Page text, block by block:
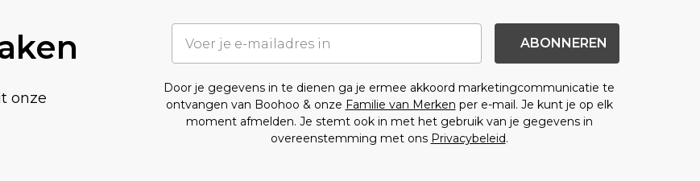
onze
ABONNEREN
Door je gegevens in te dienen ga je ermee akkoord marketingcommunicatie te
ontvangen van Boohoo & onze Familie van Merken per e-mail. Je kunt je op elk
moment afmelden. Je stemt ook in met het gebruik van je gegevens in
overeenstemming met ons Privacybeleid.